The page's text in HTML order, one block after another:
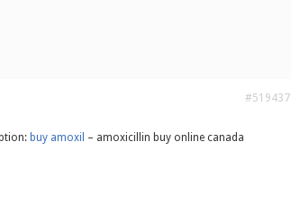
#519437
buy amoxil – amoxicillin buy online canada